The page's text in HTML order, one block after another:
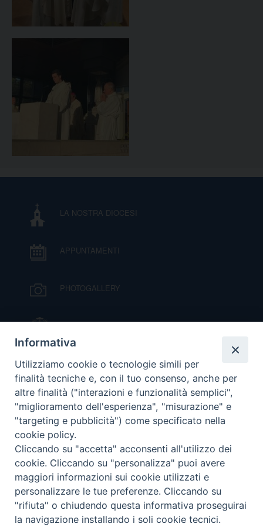
LA NOSTRA DIOCESI
APPUNTAMENTI
PHOTOGALLERY
IL VESCOVO MONS. ORAZIO FRANCESCO
PIAZZA
VIDEOGALLERY
ORARI S. MESSE
MODULISTICA
PODCAST
© 2026 Diocesi di Viterbo.
Informativa
Utilizziamo cookie o tecnologie simili per
finalità tecniche e, con il tuo consenso, anche per
altre finalità ("interazioni e funzionalità semplici",
"miglioramento dell'esperienza", "misurazione" e
"targeting e pubblicità") come specificato nella
cookie policy.
Cliccando su "accetta" acconsenti all'utilizzo dei
cookie. Cliccando su "personalizza" puoi avere
maggiori informazioni sui cookie utilizzati e
personalizzare le tue preferenze. Cliccando su
"rifiuta" o chiudendo questa informativa proseguirai
la navigazione installando i soli cookie tecnici.